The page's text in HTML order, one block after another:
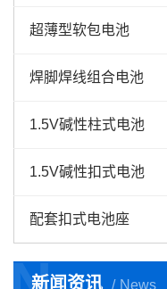
超薄型软包电池
焊脚焊线组合电池
1.5V碱性柱式电池
1.5V碱性扣式电池
配套扣式电池座
新闻资讯 News